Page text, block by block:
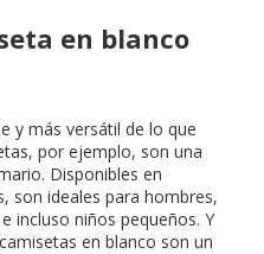
en blanco
y más versátil de lo que
por ejemplo, son una
Disponibles en
son ideales para hombres,
incluso niños pequeños. Y
en blanco son un